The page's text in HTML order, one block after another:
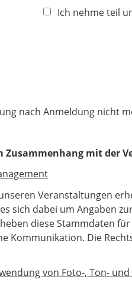
Ich nehme teil
nach Anmeldung nicht
Zusammenhang mit der
Veranstaltungen
sich dabei um Angaben
diese Stammdaten
Kommunikation. Die
von Foto-, Ton-